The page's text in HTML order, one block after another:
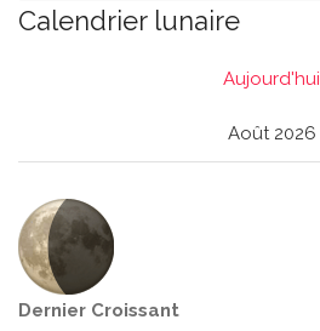
Calendrier lunaire
Aujourd'hui
Août 2026
Dernier Croissant